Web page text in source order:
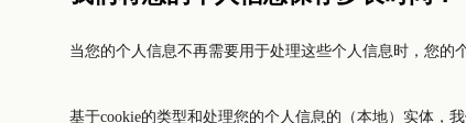
当您的个人信息不再需要用于处理这些个人信息时，您的
基于cookie的类型和处理您的个人信息的（本地）实体，